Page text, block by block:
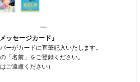
ッセージカード』
ーがカードに直筆記入いたします。
名前」をご登録ください。
ご遠慮ください）